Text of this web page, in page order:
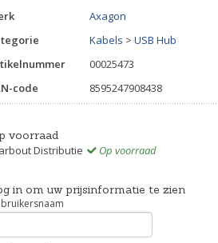
Axagon
Kabels > USB Hub
00025473
code
8595247908438
voorraad
Distributie
Op voorraad
in om uw prijsinformatie te zien